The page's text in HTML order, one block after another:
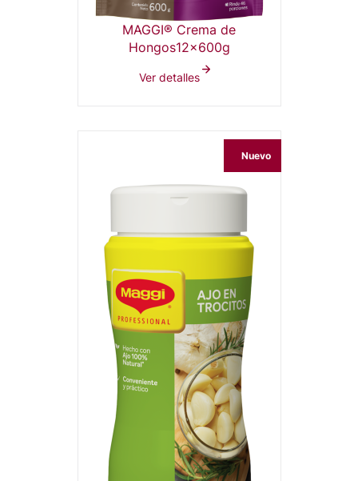
MAGGI® Crema de
Hongos12x600g
Ver detalles
Nuevo